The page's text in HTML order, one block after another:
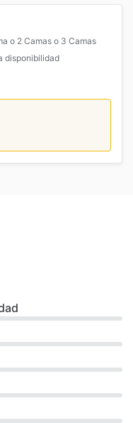
o 2 Camas o 3 Camas
disponibilidad